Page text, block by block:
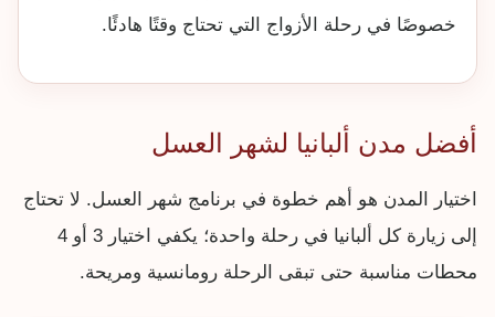
خصوصًا في رحلة الأزواج التي تحتاج وقتًا هادئًا.
أفضل مدن ألبانيا لشهر العسل
اختيار المدن هو أهم خطوة في برنامج شهر العسل. لا تحتاج
إلى زيارة كل ألبانيا في رحلة واحدة؛ يكفي اختيار 3 أو 4
محطات مناسبة حتى تبقى الرحلة رومانسية ومريحة.